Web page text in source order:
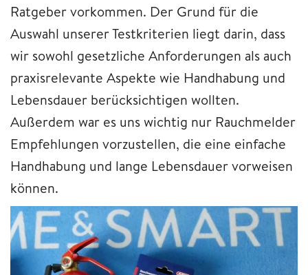
Ratgeber vorkommen. Der Grund für die
Auswahl unserer Testkriterien liegt darin, dass
wir sowohl gesetzliche Anforderungen als auch
praxisrelevante Aspekte wie Handhabung und
Lebensdauer berücksichtigen wollten.
Außerdem war es uns wichtig nur Rauchmelder
Empfehlungen vorzustellen, die eine einfache
Handhabung und lange Lebensdauer vorweisen
können.